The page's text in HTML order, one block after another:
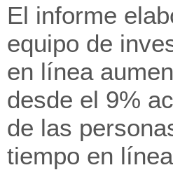
El informe
equipo de
en línea
desde el 9%
de las
tiempo en